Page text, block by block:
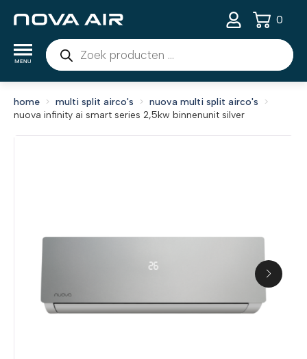
Producten
zoeken
0
home multi split airco's
nuova multi split airco's
nuova infinity ai smart series 2,5kw binnenunit silver